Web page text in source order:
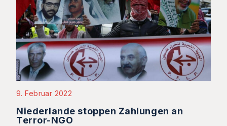
9. Februar 2022
Niederlande stoppen Zahlungen an
Terror-NGO